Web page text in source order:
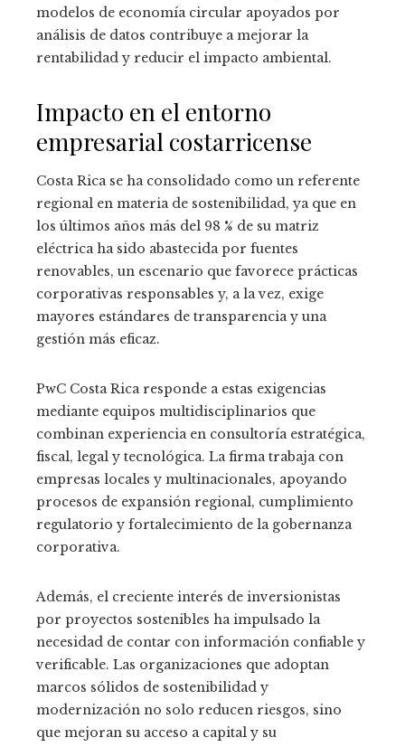
modelos de economía circular apoyados por
análisis de datos contribuye a mejorar la
rentabilidad y reducir el impacto ambiental.
Impacto en el entorno
empresarial costarricense
Costa Rica se ha consolidado como un referente
regional en materia de sostenibilidad, ya que en
los últimos años más del 98 % de su matriz
eléctrica ha sido abastecida por fuentes
renovables, un escenario que favorece prácticas
corporativas responsables y, a la vez, exige
mayores estándares de transparencia y una
gestión más eficaz.
PwC Costa Rica responde a estas exigencias
mediante equipos multidisciplinarios que
combinan experiencia en consultoría estratégica,
fiscal, legal y tecnológica. La firma trabaja con
empresas locales y multinacionales, apoyando
procesos de expansión regional, cumplimiento
regulatorio y fortalecimiento de la gobernanza
corporativa.
Además, el creciente interés de inversionistas
por proyectos sostenibles ha impulsado la
necesidad de contar con información confiable y
verificable. Las organizaciones que adoptan
marcos sólidos de sostenibilidad y
modernización no solo reducen riesgos, sino
que mejoran su acceso a capital y su